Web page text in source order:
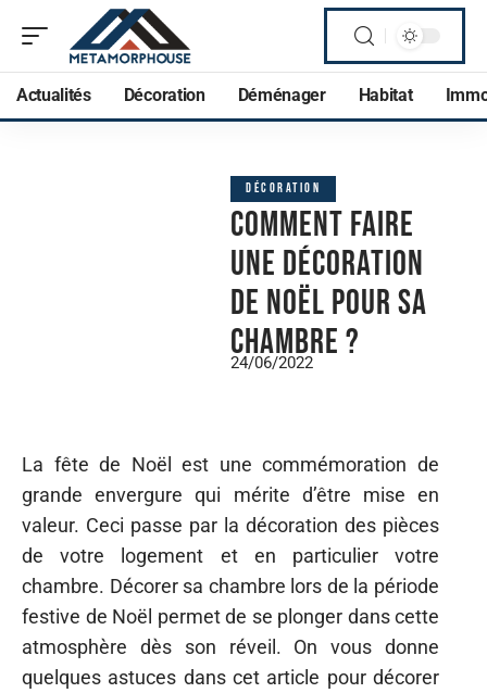
Actualités Décoration Déménager Habitat
DÉCORATION
Comment faire
une décoration
de Noël pour sa
chambre ?
24/06/2022
La fête de Noël est une commémoration de
grande envergure qui mérite d’être mise en
valeur. Ceci passe par la décoration des pièces
de votre logement et en particulier votre
chambre. Décorer sa chambre lors de la période
festive de Noël permet de se plonger dans cette
atmosphère dès son réveil. On vous donne
quelques astuces dans cet article pour décorer